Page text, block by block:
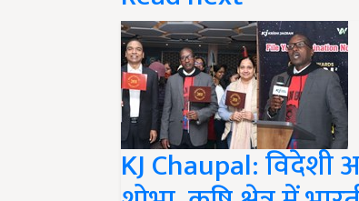
KJ Chaupal: विदेशी
शोभा, कृषि क्षेत्र में